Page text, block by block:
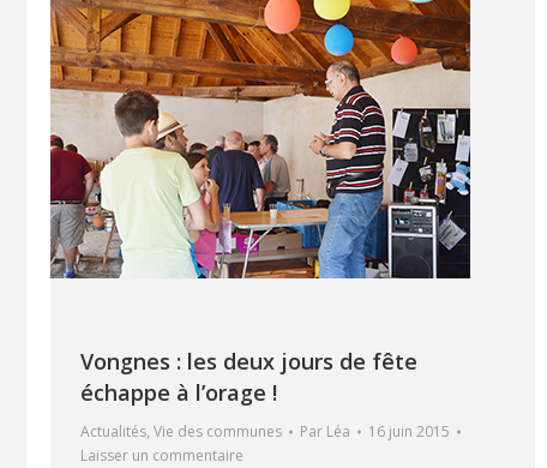
Vongnes : les deux jours de fête
échappe à l’orage !
Actualités, Vie des communes Par Léa
16 juin 2015
Laisser un commentaire